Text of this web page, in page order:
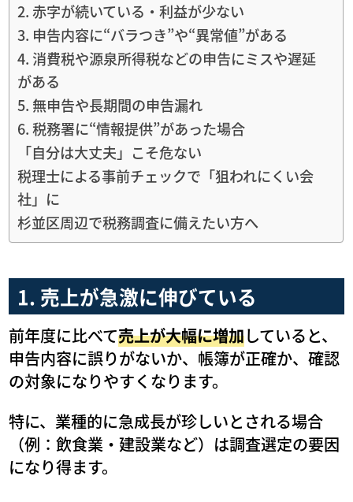
2. 赤字が続いている・利益が少ない
3. 申告内容に“バラつき”や“異常値”がある
4. 消費税や源泉所得税などの申告にミスや遅延
がある
5. 無申告や長期間の申告漏れ
6. 税務署に“情報提供”があった場合
「自分は大丈夫」こそ危ない
税理士による事前チェックで「狙われにくい会
社」に
杉並区周辺で税務調査に備えたい方へ
1. 売上が急激に伸びている
前年度に比べて売上が大幅に増加していると、
申告内容に誤りがないか、帳簿が正確か、確認
の対象になりやすくなります。
特に、業種的に急成長が珍しいとされる場合
（例：飲食業・建設業など）は調査選定の要因
になり得ます。